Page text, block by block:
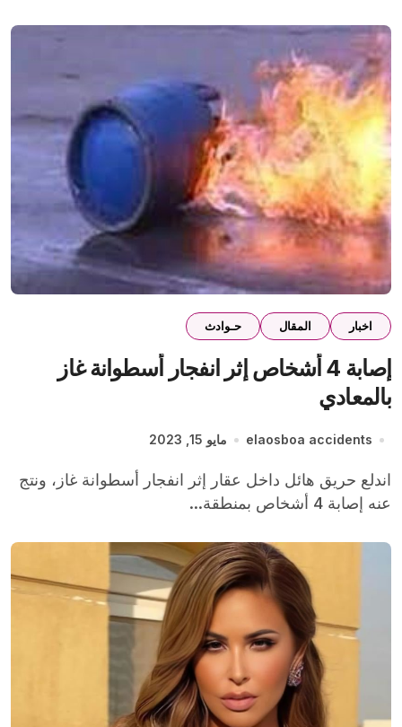
اخبار المقال حـوادث
إصابة 4 أشخاص إثر انفجار أسطوانة غاز
بالمعادي
elaosboa accidents مايو 15, 2023
اندلع حريق هائل داخل عقار إثر انفجار أسطوانة غاز، ونتج
عنه إصابة 4 أشخاص بمنطقة...